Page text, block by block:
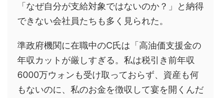
「なぜ自分が支給対象ではないのか？」と納得
できない会社員たちも多く見られた。
準政府機関に在職中のC氏は「高油価支援金の
年収カットが厳しすぎる。私は税引き前年収
6000万ウォンも受け取っておらず、資産も何
もないのに、私のお金を徴収して宴を開くんだ